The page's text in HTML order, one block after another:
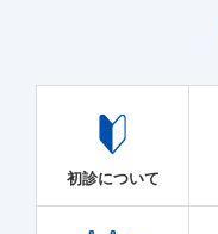
初診について